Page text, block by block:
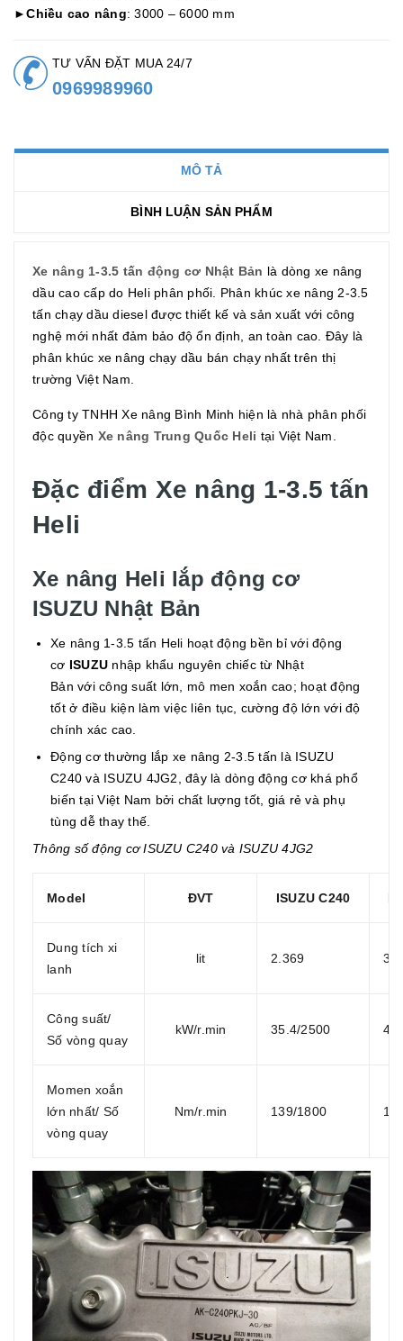
►Chiều cao nâng: 3000 – 6000 mm
TƯ VẤN ĐẶT MUA 24/7
0969989960
MÔ TẢ
BÌNH LUẬN SẢN PHẨM
Xe nâng 1-3.5 tấn động cơ Nhật Bản là dòng xe nâng
dầu cao cấp do Heli phân phối. Phân khúc xe nâng 2-3.5
tấn chạy dầu diesel được thiết kế và sản xuất với công
nghệ mới nhất đảm bảo độ ổn định, an toàn cao. Đây là
phân khúc xe nâng chạy dầu bán chạy nhất trên thị
trường Việt Nam.
Công ty TNHH Xe nâng Bình Minh hiện là nhà phân phối
độc quyền Xe nâng Trung Quốc Heli tại Việt Nam.
Đặc điểm Xe nâng 1-3.5 tấn
Heli
Xe nâng Heli lắp động cơ
ISUZU Nhật Bản
Xe nâng 1-3.5 tấn Heli hoạt động bền bỉ với động
cơ ISUZU nhập khẩu nguyên chiếc từ Nhật
Bản với công suất lớn, mô men xoắn cao; hoạt động
tốt ở điều kiện làm việc liên tục, cường độ lớn với độ
chính xác cao.
Động cơ thường lắp xe nâng 2-3.5 tấn là ISUZU
C240 và ISUZU 4JG2, đây là dòng động cơ khá phổ
biến tại Việt Nam bởi chất lượng tốt, giá rẻ và phụ
tùng dễ thay thế.
Thông số động cơ ISUZU C240 và ISUZU 4JG2
Model ĐVT ISUZU C240
Dung tích xi
lanh
lit 2.369
Công suất/
Số vòng quay
kW/r.min 35.4/2500
Momen xoắn
lớn nhất/ Số
vòng quay
Nm/r.min 139/1800